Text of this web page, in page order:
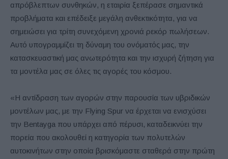
απρόβλεπτων συνθηκών, η εταιρία ξεπέρασε σημαντικά
προβλήματα και επέδειξε μεγάλη ανθεκτικότητα, για να
σημειώσει για τρίτη συνεχόμενη χρονιά ρεκόρ πωλήσεων.
Αυτό υπογραμμίζει τη δύναμη του ονόματός μας, την
κατασκευαστική μας ανωτερότητα και την ισχυρή ζήτηση για
τα μοντέλα μας σε όλες τις αγορές του κόσμου.
«Η αντίδραση των αγορών στην παρουσία των υβριδικών
μοντέλων μας, με την Flying Spur να έρχεται να ενισχύσει
την Bentayga που υπάρχει από πέρυσι, καταδεικνύει την
πορεία που ακολουθεί η κατηγορία των πολυτελών
αυτοκινήτων στην οποία βρισκόμαστε σταθερά στην πρώτη